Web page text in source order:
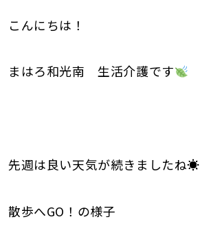
こんにちは！
まはろ和光南 生活介護です
先週は良い天気が続きましたね☀
散歩へGO！の様子